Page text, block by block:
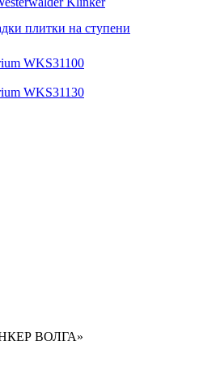
плитки на ступени
WKS31100
WKS31130
ВОЛГА»